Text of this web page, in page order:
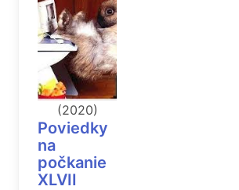
(2020)
Poviedky
na
počkanie
XLVII